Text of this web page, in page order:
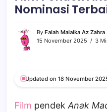
Nominasi
By Falah Malaika Az Zahra
15 November 2025
3
Updated on 18 November
Film pendek Anak